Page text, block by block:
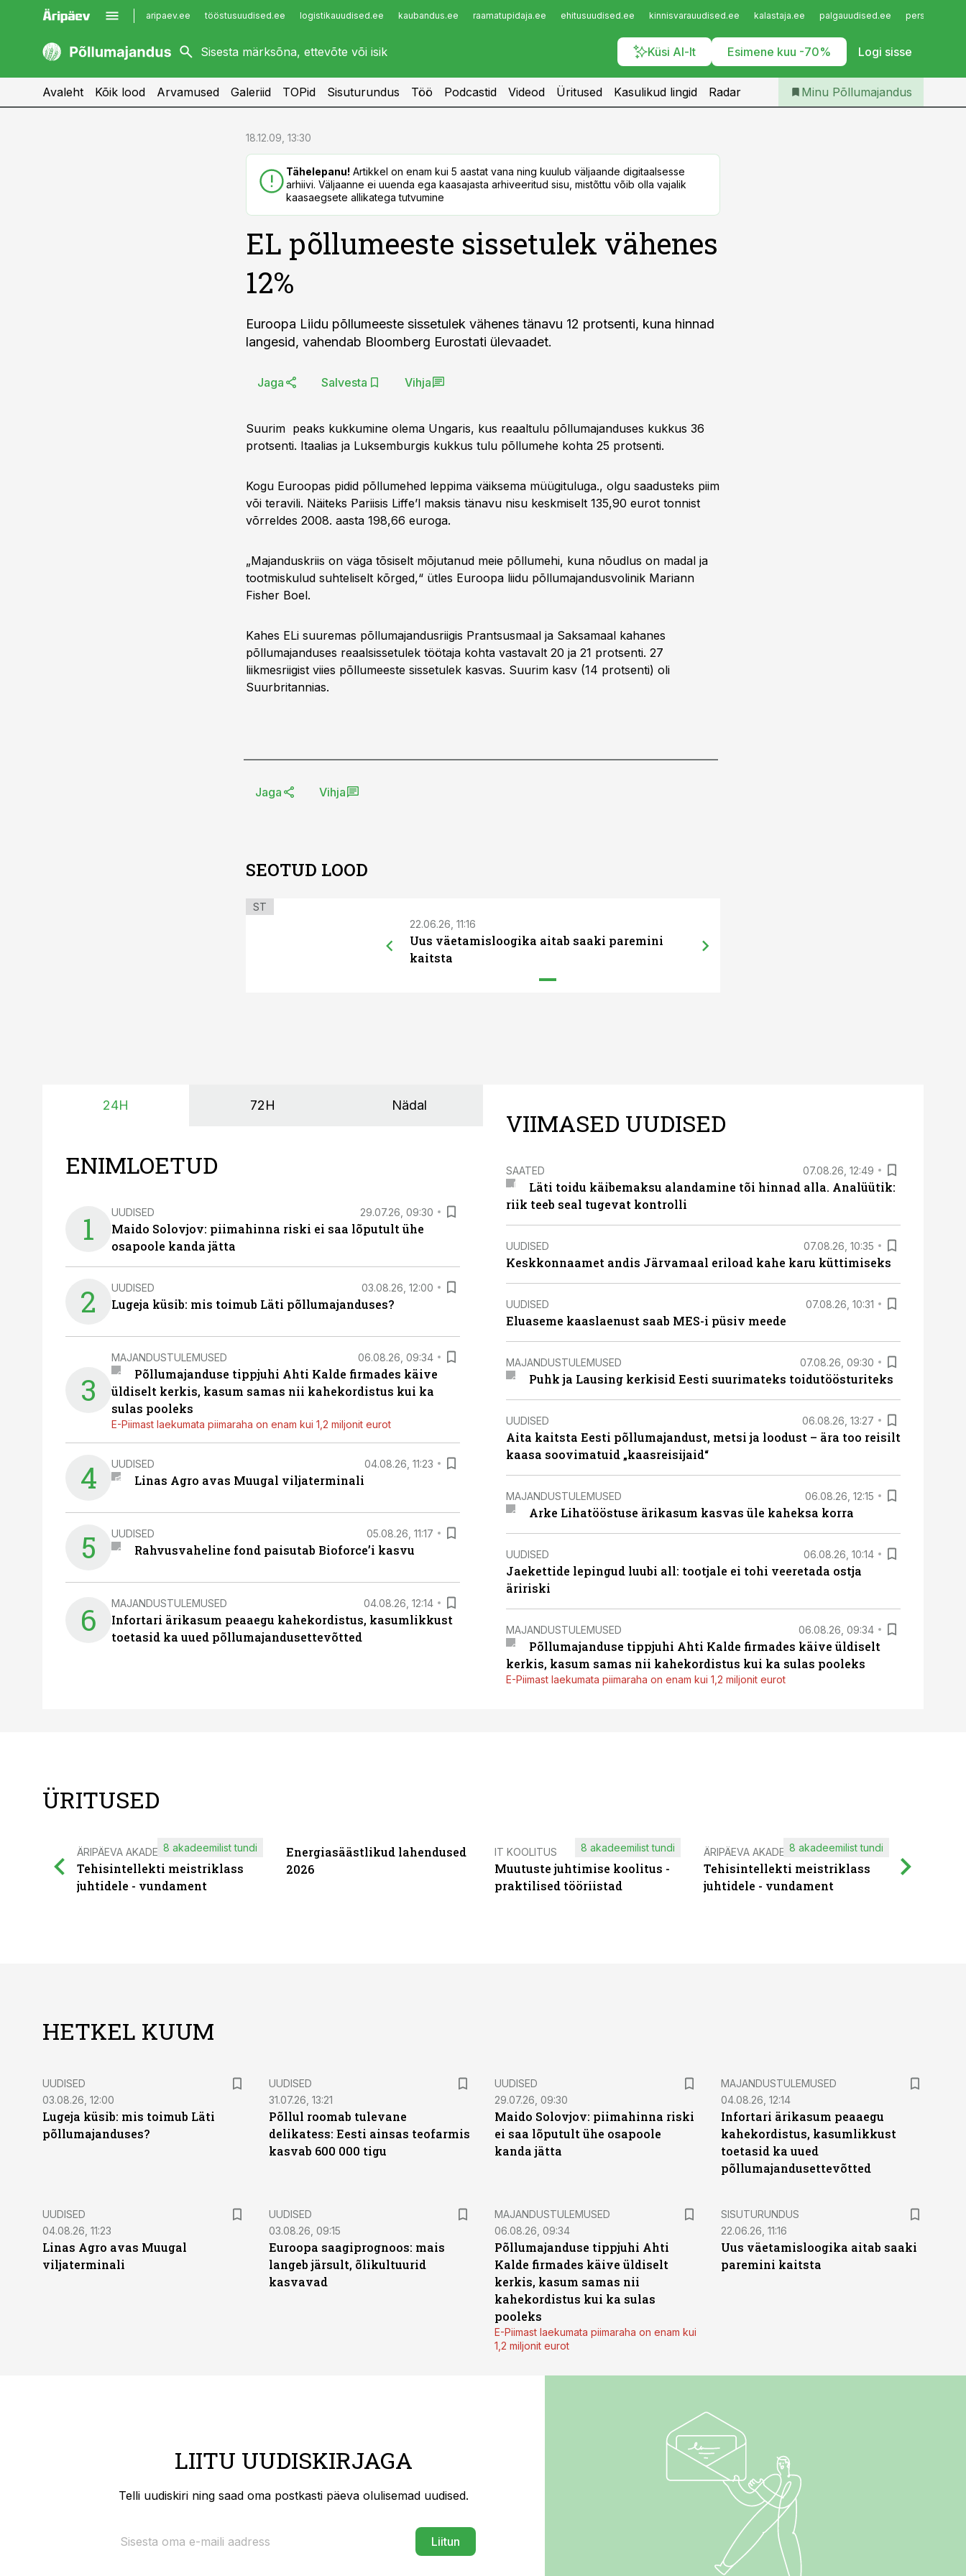
aripaev.ee tööstusuudised.ee logistikauudised.ee kaubandus.ee raamatupidaja.ee ehitusuudised.ee kinnisvarauudised.ee kalastaja.ee palgauudised.ee
Küsi AI-lt Esimene kuu -70% Logi sisse
kaubandus.ee
kinnisvarauudised.ee
imelineajalugu.ee
Infopank
Iseteenindus
Telli Põllumajandus
Avaleht Kõik lood Arvamused Galeriid TOPid Sisuturundus Töö Podcastid Videod Üritused Kasulikud lingid Radar Minu Põllumajandus
18.12.09, 13:30
Tähelepanu! Artikkel on enam kui 5 aastat vana ning kuulub väljaande digitaalsesse
arhiivi. Väljaanne ei uuenda ega kaasajasta arhiveeritud sisu, mistõttu võib olla vajalik
kaasaegsete allikatega tutvumine
EL põllumeeste sissetulek vähenes
12%
Euroopa Liidu põllumeeste sissetulek vähenes tänavu 12 protsenti, kuna hinnad
langesid, vahendab Bloomberg Eurostati ülevaadet.
Jaga Salvesta Vihja
Suurim peaks kukkumine olema Ungaris, kus reaaltulu põllumajanduses kukkus 36
protsenti. Itaalias ja Luksemburgis kukkus tulu põllumehe kohta 25 protsenti.
Kogu Euroopas pidid põllumehed leppima väiksema müügituluga., olgu saadusteks piim
või teravili. Näiteks Pariisis Liffe’l maksis tänavu nisu keskmiselt 135,90 eurot tonnist
võrreldes 2008. aasta 198,66 euroga.
„Majanduskriis on väga tõsiselt mõjutanud meie põllumehi, kuna nõudlus on madal ja
tootmiskulud suhteliselt kõrged,“ ütles Euroopa liidu põllumajandusvolinik Mariann
Fisher Boel.
Kahes ELi suuremas põllumajandusriigis Prantsusmaal ja Saksamaal kahanes
põllumajanduses reaalsissetulek töötaja kohta vastavalt 20 ja 21 protsenti. 27
liikmesriigist viies põllumeeste sissetulek kasvas. Suurim kasv (14 protsenti) oli
Suurbritannias.
Jaga Vihja
SEOTUD LOOD
ST
22.06.26, 11:16
Uus väetamisloogika aitab saaki paremini
kaitsta
24H 72H Nädal
ENIMLOETUD
1 UUDISED 29.07.26, 09:30
Maido Solovjov: piimahinna riski ei saa lõputult ühe
osapoole kanda jätta
2 UUDISED 03.08.26, 12:00
Lugeja küsib: mis toimub Läti põllumajanduses?
3
MAJANDUSTULEMUSED 06.08.26, 09:34
Põllumajanduse tippjuhi Ahti Kalde firmades käive
üldiselt kerkis, kasum samas nii kahekordistus kui ka
sulas pooleks
E-Piimast laekumata piimaraha on enam kui 1,2 miljonit eurot
4 UUDISED 04.08.26, 11:23
Linas Agro avas Muugal viljaterminali
5 UUDISED 05.08.26, 11:17
Rahvusvaheline fond paisutab Bioforce’i kasvu
6 MAJANDUSTULEMUSED 04.08.26, 12:14
Infortari ärikasum peaaegu kahekordistus, kasumlikkust
toetasid ka uued põllumajandusettevõtted
VIIMASED UUDISED
SAATED 07.08.26, 12:49
Läti toidu käibemaksu alandamine tõi hinnad alla. Analüütik:
riik teeb seal tugevat kontrolli
UUDISED 07.08.26, 10:35
Keskkonnaamet andis Järvamaal eriload kahe karu küttimiseks
UUDISED 07.08.26, 10:31
Eluaseme kaaslaenust saab MES-i püsiv meede
MAJANDUSTULEMUSED 07.08.26, 09:30
Puhk ja Lausing kerkisid Eesti suurimateks toidutöösturiteks
UUDISED 06.08.26, 13:27
Aita kaitsta Eesti põllumajandust, metsi ja loodust – ära too reisilt
kaasa soovimatuid „kaasreisijaid“
MAJANDUSTULEMUSED 06.08.26, 12:15
Arke Lihatööstuse ärikasum kasvas üle kaheksa korra
UUDISED 06.08.26, 10:14
Jaekettide lepingud luubi all: tootjale ei tohi veeretada ostja
äririski
MAJANDUSTULEMUSED 06.08.26, 09:34
Põllumajanduse tippjuhi Ahti Kalde firmades käive üldiselt
kerkis, kasum samas nii kahekordistus kui ka sulas pooleks
E-Piimast laekumata piimaraha on enam kui 1,2 miljonit eurot
ÜRITUSED
ÄRIPÄEVA AKADEEMIA
Tehisintellekti meistriklass
juhtidele - vundament
8 akadeemilist tundi
Energiasäästlikud lahendused
2026
IT KOOLITUS
Muutuste juhtimise koolitus -
praktilised tööriistad
8 akadeemilist tundi ÄRIPÄEVA AKADEEMIA
Tehisintellekti meistriklass
juhtidele - vundament
8 akadeemilist tundi
HETKEL KUUM
UUDISED
03.08.26, 12:00
Lugeja küsib: mis toimub Läti
põllumajanduses?
UUDISED
31.07.26, 13:21
Põllul roomab tulevane
delikatess: Eesti ainsas teofarmis
kasvab 600 000 tigu
UUDISED
29.07.26, 09:30
Maido Solovjov: piimahinna riski
ei saa lõputult ühe osapoole
kanda jätta
MAJANDUSTULEMUSED
04.08.26, 12:14
Infortari ärikasum peaaegu
kahekordistus, kasumlikkust
toetasid ka uued
põllumajandusettevõtted
UUDISED
04.08.26, 11:23
Linas Agro avas Muugal
viljaterminali
UUDISED
03.08.26, 09:15
Euroopa saagiprognoos: mais
langeb järsult, õlikultuurid
kasvavad
MAJANDUSTULEMUSED
06.08.26, 09:34
Põllumajanduse tippjuhi Ahti
Kalde firmades käive üldiselt
kerkis, kasum samas nii
kahekordistus kui ka sulas
pooleks
E-Piimast laekumata piimaraha on enam kui
1,2 miljonit eurot
ST
SISUTURUNDUS
22.06.26, 11:16
Uus väetamisloogika aitab saaki
paremini kaitsta
LIITU UUDISKIRJAGA
Telli uudiskiri ning saad oma postkasti päeva olulisemad uudised.
Liitun